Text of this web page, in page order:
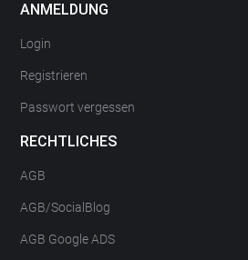
ANMELDUNG
Login
Registrieren
Passwort vergessen
RECHTLICHES
AGB
AGB/SocialBlog
AGB Google ADS